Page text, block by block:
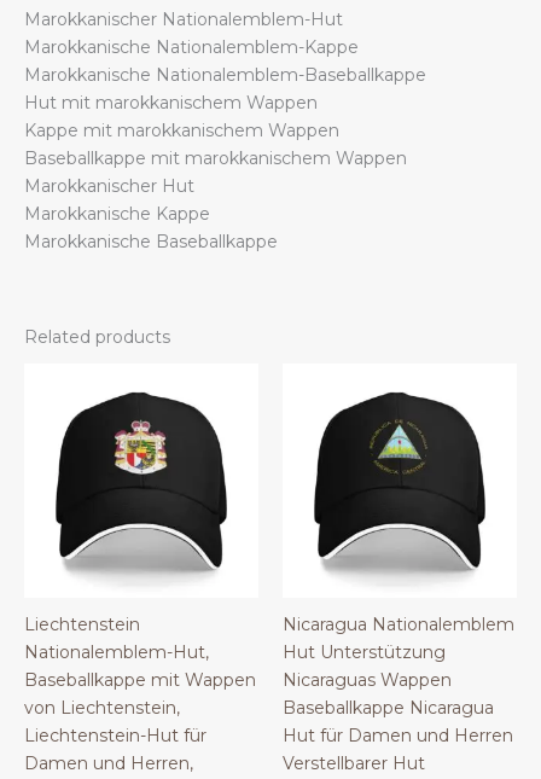
Marokkanischer Nationalemblem-Hut
Marokkanische Nationalemblem-Kappe
Marokkanische Nationalemblem-Baseballkappe
Hut mit marokkanischem Wappen
Kappe mit marokkanischem Wappen
Baseballkappe mit marokkanischem Wappen
Marokkanischer Hut
Marokkanische Kappe
Marokkanische Baseballkappe
Related products
Liechtenstein
Nationalemblem-Hut,
Baseballkappe mit Wappen
von Liechtenstein,
Liechtenstein-Hut für
Damen und Herren,
Nicaragua Nationalemblem
Hut Unterstützung
Nicaraguas Wappen
Baseballkappe Nicaragua
Hut für Damen und Herren
Verstellbarer Hut